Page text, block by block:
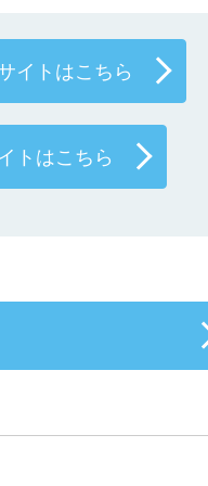
イトはこちら
トはこちら